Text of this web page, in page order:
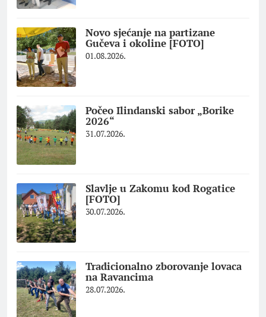
Novo sjećanje na partizane
Gučeva i okoline [FOTO]
01.08.2026.
Počeo Ilindanski sabor „Borike
2026“
31.07.2026.
Slavlje u Zakomu kod Rogatice
[FOTO]
30.07.2026.
Tradicionalno zborovanje lovaca
na Ravancima
28.07.2026.